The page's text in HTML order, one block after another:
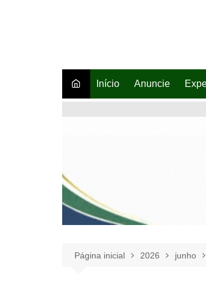
Início Anuncie
Página inicial 2026 junho